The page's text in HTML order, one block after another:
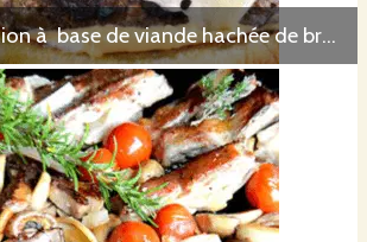
Le B - préparation à base de viande hachée de brebis